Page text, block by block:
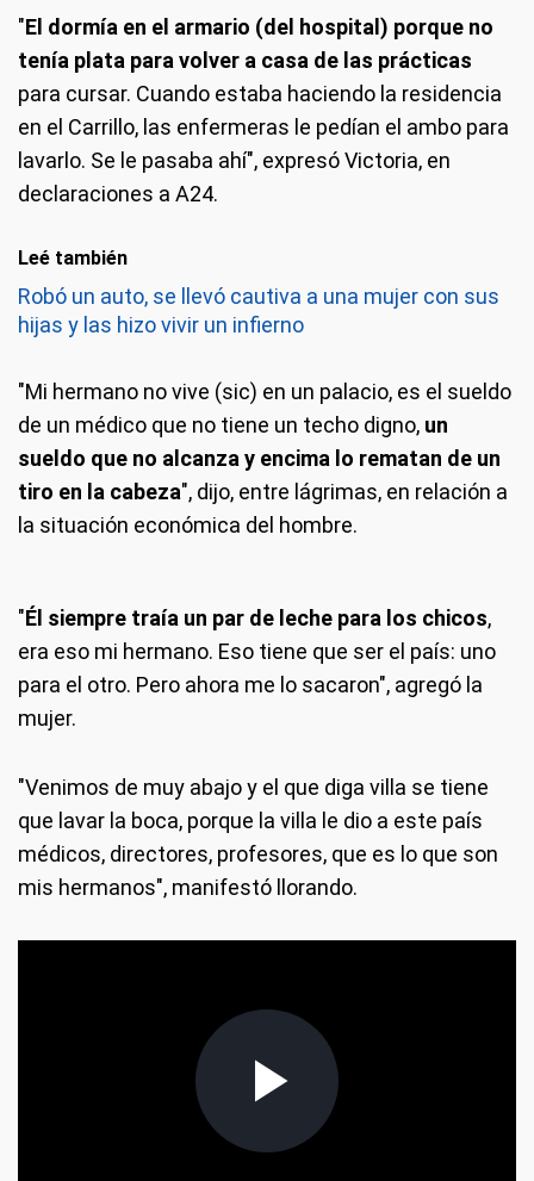
"El dormía en el armario (del hospital) porque no
tenía plata para volver a casa de las prácticas
para cursar. Cuando estaba haciendo la residencia
en el Carrillo, las enfermeras le pedían el ambo para
lavarlo. Se le pasaba ahí", expresó Victoria, en
declaraciones a A24.
Leé también
Robó un auto, se llevó cautiva a una mujer con sus
hijas y las hizo vivir un infierno
"Mi hermano no vive (sic) en un palacio, es el sueldo
de un médico que no tiene un techo digno, un
sueldo que no alcanza y encima lo rematan de un
tiro en la cabeza", dijo, entre lágrimas, en relación a
la situación económica del hombre.
"Él siempre traía un par de leche para los chicos,
era eso mi hermano. Eso tiene que ser el país: uno
para el otro. Pero ahora me lo sacaron", agregó la
mujer.
"Venimos de muy abajo y el que diga villa se tiene
que lavar la boca, porque la villa le dio a este país
médicos, directores, profesores, que es lo que son
mis hermanos", manifestó llorando.